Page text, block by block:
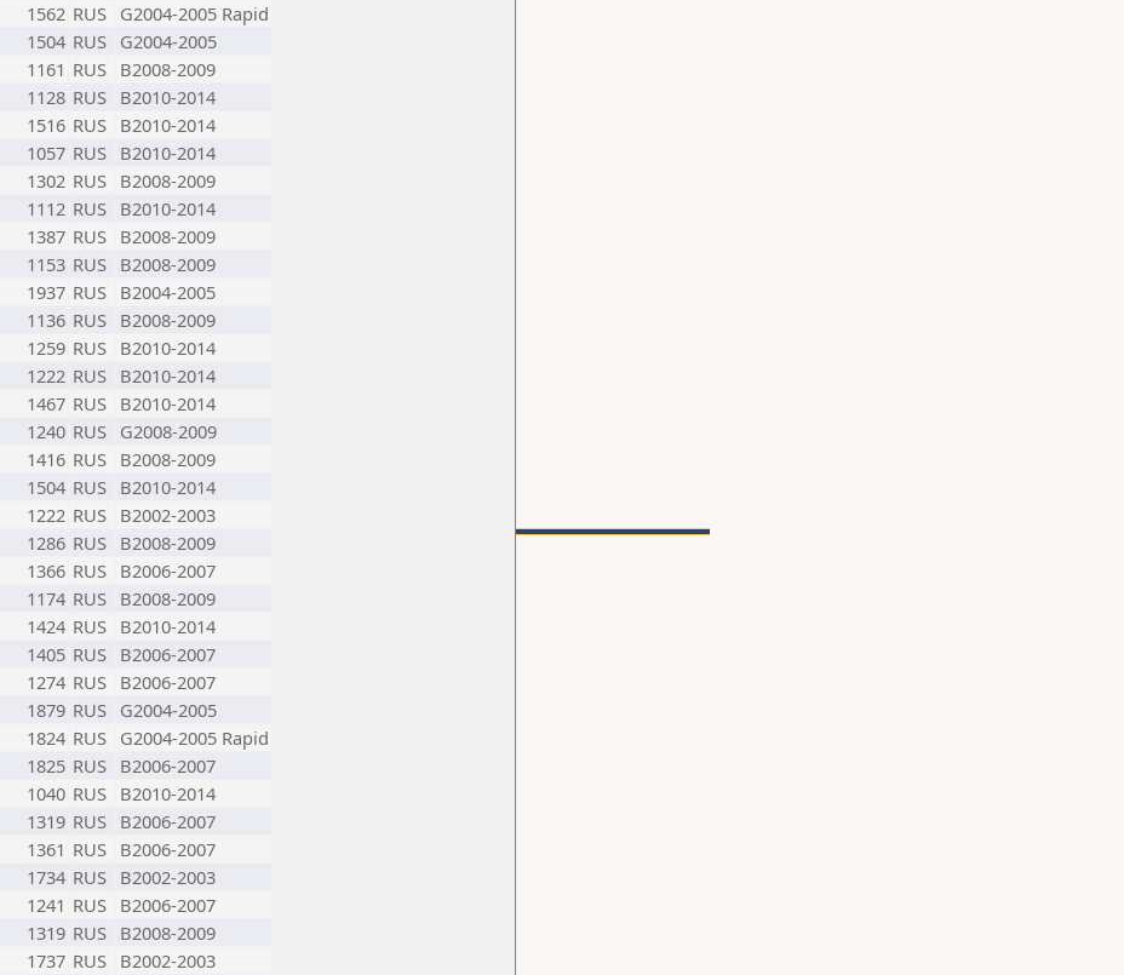
1562 RUS G2004-2005 Rapid
1504 RUS G2004-2005
1161 RUS B2008-2009
1128 RUS B2010-2014
1516 RUS B2010-2014
1057 RUS B2010-2014
1302 RUS B2008-2009
1112 RUS B2010-2014
1387 RUS B2008-2009
1153 RUS B2008-2009
1937 RUS B2004-2005
1136 RUS B2008-2009
1259 RUS B2010-2014
1222 RUS B2010-2014
1467 RUS B2010-2014
1240 RUS G2008-2009
1416 RUS B2008-2009
1504 RUS B2010-2014
1222 RUS B2002-2003
1286 RUS B2008-2009
1366 RUS B2006-2007
1174 RUS B2008-2009
1424 RUS B2010-2014
1405 RUS B2006-2007
1274 RUS B2006-2007
1879 RUS G2004-2005
1824 RUS G2004-2005 Rapid
1825 RUS B2006-2007
1040 RUS B2010-2014
1319 RUS B2006-2007
1361 RUS B2006-2007
1734 RUS B2002-2003
1241 RUS B2006-2007
1319 RUS B2008-2009
1737 RUS B2002-2003